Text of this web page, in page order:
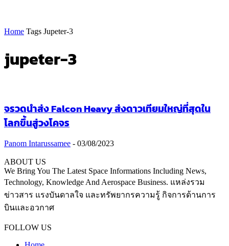
Home Tags Jupeter-3
jupeter-3
จรวดนำส่ง Falcon Heavy ส่งดาวเทียมใหญ่ที่สุดใน
โลกขึ้นสู่วงโคจร
Panom Intarussamee - 03/08/2023
ABOUT US
We Bring You The Latest Space Informations Including News,
Technology, Knowledge And Aerospace Business. แหล่งรวม
ข่าวสาร แรงบันดาลใจ และทรัพยากรความรู้ กิจการด้านการ
บินและอวกาศ
FOLLOW US